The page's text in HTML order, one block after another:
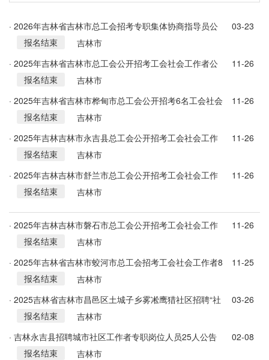
· 2026年吉林省吉林市总工会招考专职集体协商指导员公
03-23
报名结束
吉林市
· 2025年吉林省吉林市总工会公开招考工会社会工作者公
告（汇总）
11-26
报名结束
吉林市
· 2025年吉林省吉林市桦甸市总工会公开招考6名工会社会
工作者公告
11-26
报名结束
吉林市
· 2025年吉林吉林市永吉县总工会公开招考工会社会工作
者6人公告
11-26
报名结束
吉林市
· 2025年吉林吉林市舒兰市总工会公开招考工会社会工作
者8人公告
11-26
报名结束
吉林市
· 2025年吉林吉林市磐石市总工会公开招考工会社会工作
者8人公告
11-26
报名结束
吉林市
· 2025年吉林省吉林市蛟河市总工会招考工会社会工作者8
人公告
11-25
报名结束
吉林市
· 2025吉林省吉林市昌邑区土城子乡雾凇鹰猎社区招聘“社
工岗”人员10人公告
03-26
报名结束
吉林市
· 吉林永吉县招聘城市社区工作者专职岗位人员25人公告
02-08
报名结束
吉林市